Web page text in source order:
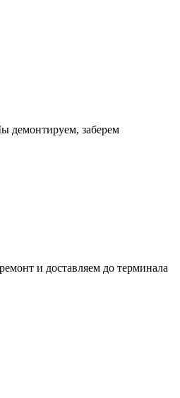
демонтируем, заберем
и доставляем до терминала